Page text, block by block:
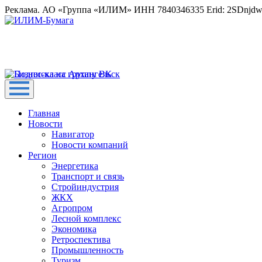
Реклама. АО «Группа «ИЛИМ» ИНН 7840346335 Erid:
Главная
Новости
Навигатор
Новости компаний
Регион
Энергетика
Транспорт и связь
Стройиндустрия
ЖКХ
Агропром
Лесной комплекс
Экономика
Ретроспектива
Промышленность